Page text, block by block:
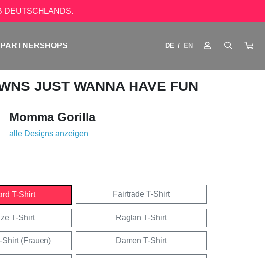
DEUTSCHLANDS.
PARTNERSHOPS DE / EN
JUST WANNA HAVE FUN
Momma Gorilla
alle Designs anzeigen
T-Shirt Fairtrade T-Shirt
T-Shirt Raglan T-Shirt
Shirt (Frauen) Damen T-Shirt